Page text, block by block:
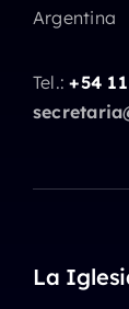
Argentina
Tel.:+54
La